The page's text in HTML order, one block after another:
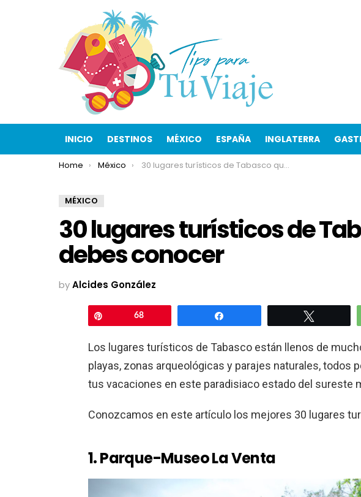
INICIO DESTINOS MÉXICO ESPAÑA INGLATERRA
You are here:
Home México 30 lugares turísticos de Tabasco que debes conocer
MÉXICO
30 lugares turísticos de
debes conocer
byAlcides González
68
Los lugares turísticos de Tabasco están llenos de
playas, zonas arqueológicas y parajes naturales, todos
tus vacaciones en este paradisiaco estado del sureste
Conozcamos en este artículo los mejores 30 lugares
1. Parque-Museo La Venta